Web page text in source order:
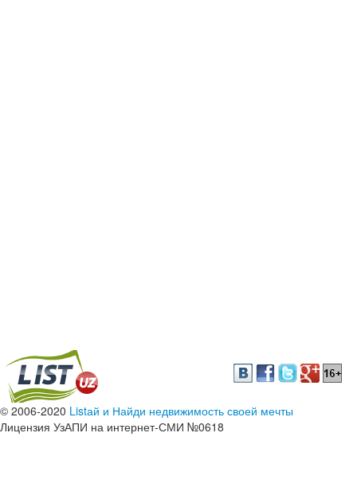
© 2006-2020 Listай и Найди недвижимость своей мечты
Лицензия УзАПИ на интернет-СМИ №0618